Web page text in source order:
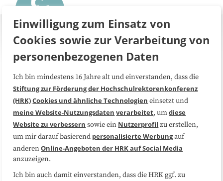
Über uns FAQ
Medienarbeit Kooperationen
Datenschutzerklärung Impressum
Sitemap
Einwilligung zum Einsatz von
Cookies sowie zur Verarbeitung von
personenbezogenen Daten
Ich bin mindestens 16 Jahre alt und einverstanden, dass die
Stiftung zur Förderung der Hochschulrektorenkonferenz
(HRK)Cookies und ähnliche Technologien einsetzt und
meine Website-Nutzungsdaten verarbeitet, umdiese
Website zu verbessern sowie ein Nutzerprofil zu erstellen,
um mir darauf basierend personalisierte Werbungauf
anderenOnline-Angeboten der HRK auf Social Media
anzuzeigen.
Ich bin auch damit einverstanden, dass die HRK ggf. zu